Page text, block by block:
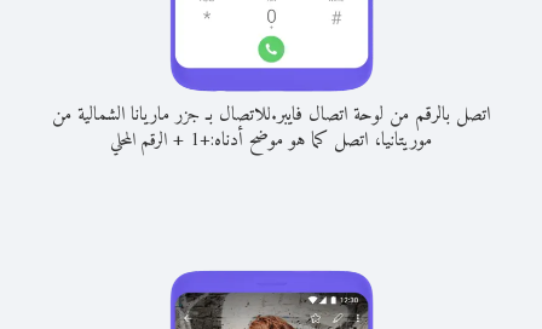
اتصل بالرقم من لوحة اتصال فايبر.للاتصال بـ جزر ماريانا الشمالية من
موريتانيا، اتصل كما هو موضح أدناه:+
1
+الرقم المحلي